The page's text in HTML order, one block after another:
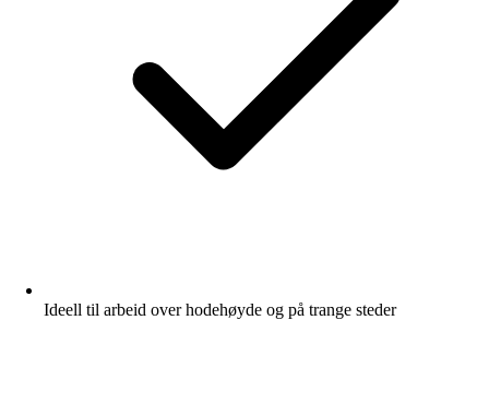
Ideell til arbeid over hodehøyde og på trange steder